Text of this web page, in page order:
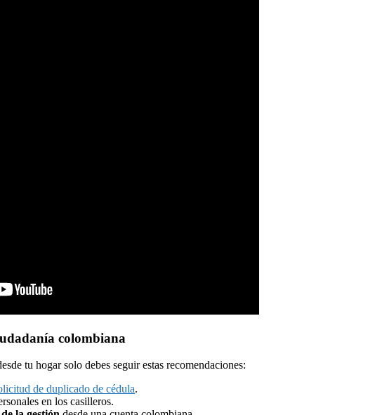
colombiana
tu hogar solo debes seguir estas recomendaciones:
de duplicado de cédula.
en los casilleros.